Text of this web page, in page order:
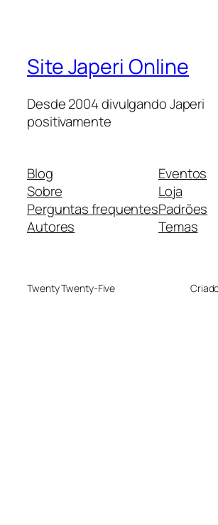
Site Japeri Online
Desde 2004 divulgando Japeri
positivamente
Blog
Sobre
Perguntas frequentes
Autores
Eventos
Loja
Padrões
Temas
Twenty Twenty-Five